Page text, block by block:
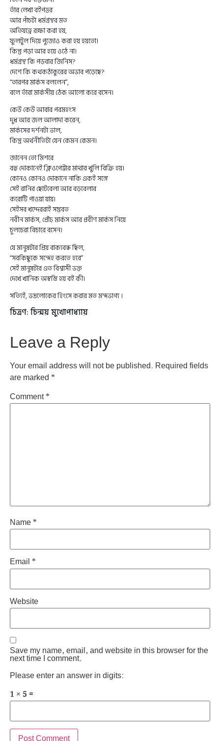
তাঁর লেখা বইপত্তর
আর পাঁচটা ধর্মগ্রন্থর মত
অতিযত্নে রক্ষা করা হয়,
ফুলটুল দিয়ে পুজোও করা হয় হয়তো।
কিন্তু পড়া আর হয়ে ওঠে না।
ধর্মগ্রন্থ কি পড়বার জিনিস?
দেশে কি কথকঠাকুরের অভাব পড়েছে?
“তারপর মার্কস বললেন”,
বলে তাঁরা মার্কসীয় ঠেক আলো করে বসেন।
কেউ কেউ আবার পরমহংস
দুধ আর জল আলাদা করেন,
মার্কসের দর্শনটা ভাল,
কিন্তু অর্থনীতিটা যেন কেমন কেমন।
জানেন তো মিশরে
বহু দোকানেই ক্লিওপেট্রার মাথার খুলি বিক্রি হয়।
কোনও কোনও দোকানে নাকি একই সঙ্গে
সেই রানির ছোটবেলা আর বড়বেলার
করোটি পাওয়া যায়।
সেইসব খদ্দেররাই সম্ভবত
নবীন মার্কস, প্রৌঢ় মার্কস আর প্রবীণ মার্কস নিয়ে
চুলচেরা বিচারে বসেন।
যে মানুষটার প্রিয় বাক্যবন্ধ ছিল,
“সবকিছুকে সন্দেহ করতে হবে”
সেই মানুষটার এত বিশ্বাসী ভক্ত
দেখে খানিক অস্বস্তি হয় বই কী।
সত্যিই, ভদ্রলোকের হিংসে করার মত মন্দভাগ্য ।
চিত্রণ: চিন্ময় মুখোপাধ্যায়
Leave a Reply
Your email address will not be published. Required fields
are marked *
Comment*
Name *
Email *
Website
Save my name, email, and website in this browser for the
next time I comment.
Please enter an answer in digits:
1 × 5 =